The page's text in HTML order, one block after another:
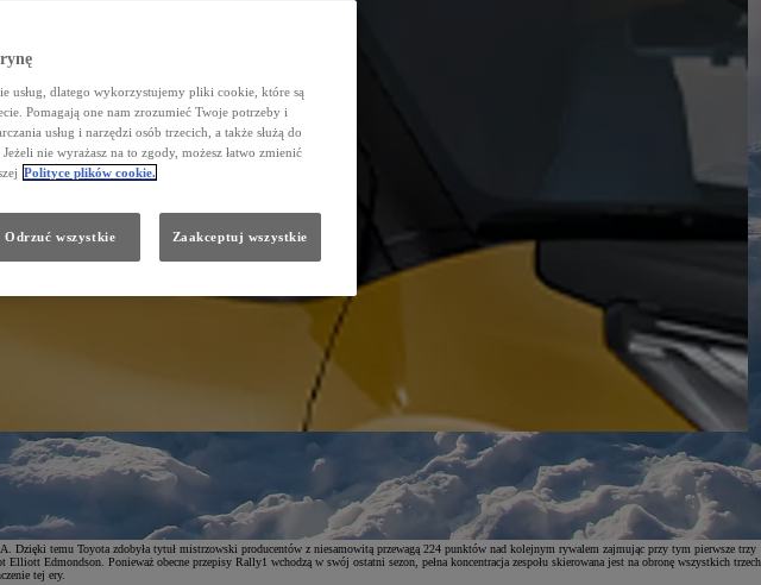
temu Toyota zdobyła tytuł mistrzowski producentów z niesamowitą przewagą 224 punktów nad kolejnym rywalem zajmując przy tym pierwsze trzy
Edmondson. Ponieważ obecne przepisy Rally1 wchodzą w swój ostatni sezon, pełna koncentracja zespołu skierowana jest na obronę wszystkich trzech
tej ery.
usług, dlatego wykorzystujemy pliki cookie, które są
Pomagają one nam zrozumieć Twoje potrzeby i
usług i narzędzi osób trzecich, a także służą do
nie wyrażasz na to zgody, możesz łatwo zmienić
Polityce plików cookie.
Odrzuć wszystkie Zaakceptuj wszystkie